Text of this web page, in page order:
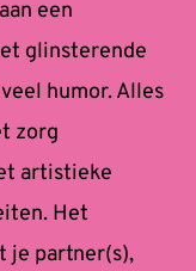
een
glinsterende
humor. Alles
zorg
artistieke
Het
je partner(s),